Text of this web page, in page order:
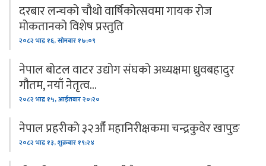
दरबार लन्चको चौथो वार्षिकोत्सवमा गायक रोज
मोकतानको विशेष प्रस्तुति
२०८२ भाद्र १६, सोमबार १७:०९
नेपाल बोटल वाटर उद्योग संघको अध्यक्षमा ध्रुवबहादुर
गौतम, नयाँ नेतृत्व…
२०८२ भाद्र १५, आईतवार २०:२०
नेपाल प्रहरीको ३२औँ महानिरीक्षकमा चन्द्रकुवेर खापुङ
२०८२ भाद्र १३, शुक्रबार १९:२४